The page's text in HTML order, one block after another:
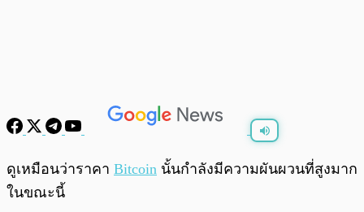
พร้อมเล่น /0:00
ดูเหมือนว่าราคา Bitcoin นั้นกำลังมีความผันผวนที่สูงมาก
ในขณะนี้